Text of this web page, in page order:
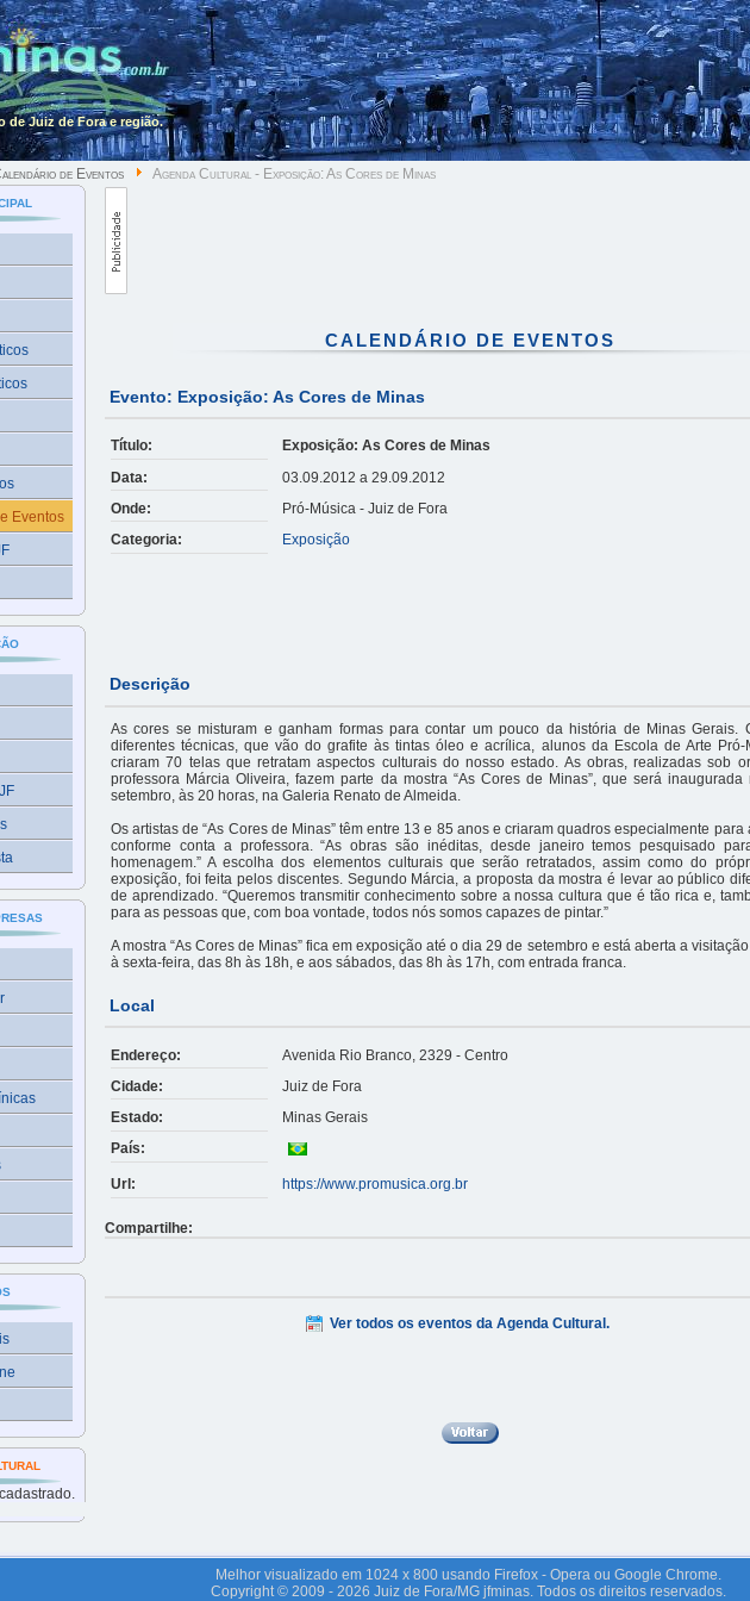
de Juiz de Fora e região.
de Eventos Agenda Cultural - Exposição: As Cores de Minas
Eventos
CALENDÁRIO DE EVENTOS
Evento: Exposição: As Cores de Minas
Título:
Exposição: As Cores de Minas
Data:
03.09.2012 a 29.09.2012
Onde:
Pró-Música - Juiz de Fora
Categoria:
Exposição
Descrição
As cores se misturam e ganham formas para contar um pouco da história de Minas Gerais.
diferentes técnicas, que vão do grafite às tintas óleo e acrílica, alunos da Escola de Arte Pró-
criaram 70 telas que retratam aspectos culturais do nosso estado. As obras, realizadas sob
professora Márcia Oliveira, fazem parte da mostra “As Cores de Minas”, que será
setembro, às 20 horas, na Galeria Renato de Almeida.
Os artistas de “As Cores de Minas” têm entre 13 e 85 anos e criaram quadros especialmente para
conforme conta a professora. “As obras são inéditas, desde janeiro temos pesquisado
homenagem.” A escolha dos elementos culturais que serão retratados, assim como do
exposição, foi feita pelos discentes. Segundo Márcia, a proposta da mostra é levar ao público
de aprendizado. “Queremos transmitir conhecimento sobre a nossa cultura que é tão rica e,
para as pessoas que, com boa vontade, todos nós somos capazes de pintar.”
A mostra “As Cores de Minas” fica em exposição até o dia 29 de setembro e está aberta a
à sexta-feira, das 8h às 18h, e aos sábados, das 8h às 17h, com entrada franca.
Local
Endereço:
Avenida Rio Branco, 2329 - Centro
Cidade:
Juiz de Fora
Estado:
Minas Gerais
País:
Url: https://www.promusica.org.br
Compartilhe:
Ver todos os eventos da Agenda Cultural.
Melhor visualizado em 1024 x 800 usando Firefox - Opera ou Google Chrome.
Copyright © 2009 - 2026 Juiz de Fora/MG jfminas. Todos os direitos reservados.